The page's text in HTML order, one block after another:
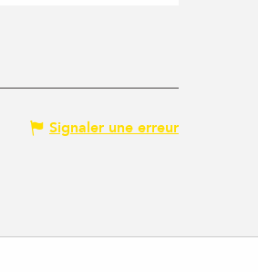
Signaler une erreur